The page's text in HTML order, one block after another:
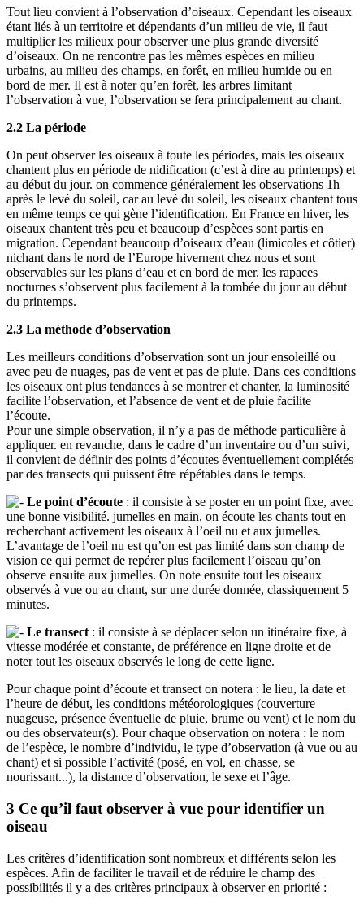
Tout lieu convient à l’observation d’oiseaux. Cependant les oiseaux
étant liés à un territoire et dépendants d’un milieu de vie, il faut
multiplier les milieux pour observer une plus grande diversité
d’oiseaux. On ne rencontre pas les mêmes espèces en milieu
urbains, au milieu des champs, en forêt, en milieu humide ou en
bord de mer. Il est à noter qu’en forêt, les arbres limitant
l’observation à vue, l’observation se fera principalement au chant.
2.2 La période
On peut observer les oiseaux à toute les périodes, mais les oiseaux
chantent plus en période de nidification (c’est à dire au printemps) et
au début du jour. on commence généralement les observations 1h
après le levé du soleil, car au levé du soleil, les oiseaux chantent tous
en même temps ce qui gène l’identification. En France en hiver, les
oiseaux chantent très peu et beaucoup d’espèces sont partis en
migration. Cependant beaucoup d’oiseaux d’eau (limicoles et côtier)
nichant dans le nord de l’Europe hivernent chez nous et sont
observables sur les plans d’eau et en bord de mer. les rapaces
nocturnes s’observent plus facilement à la tombée du jour au début
du printemps.
2.3 La méthode d’observation
Les meilleurs conditions d’observation sont un jour ensoleillé ou
avec peu de nuages, pas de vent et pas de pluie. Dans ces conditions
les oiseaux ont plus tendances à se montrer et chanter, la luminosité
facilite l’observation, et l’absence de vent et de pluie facilite
l’écoute.
Pour une simple observation, il n’y a pas de méthode particulière à
appliquer. en revanche, dans le cadre d’un inventaire ou d’un suivi,
il convient de définir des points d’écoutes éventuellement complétés
par des transects qui puissent être répétables dans le temps.
Le point d’écoute : il consiste à se poster en un point fixe, avec
une bonne visibilité. jumelles en main, on écoute les chants tout en
recherchant activement les oiseaux à l’oeil nu et aux jumelles.
L’avantage de l’oeil nu est qu’on est pas limité dans son champ de
vision ce qui permet de repérer plus facilement l’oiseau qu’on
observe ensuite aux jumelles. On note ensuite tout les oiseaux
observés à vue ou au chant, sur une durée donnée, classiquement 5
minutes.
Le transect : il consiste à se déplacer selon un itinéraire fixe, à
vitesse modérée et constante, de préférence en ligne droite et de
noter tout les oiseaux observés le long de cette ligne.
Pour chaque point d’écoute et transect on notera : le lieu, la date et
l’heure de début, les conditions météorologiques (couverture
nuageuse, présence éventuelle de pluie, brume ou vent) et le nom du
ou des observateur(s). Pour chaque observation on notera : le nom
de l’espèce, le nombre d’individu, le type d’observation (à vue ou au
chant) et si possible l’activité (posé, en vol, en chasse, se
nourissant...), la distance d’observation, le sexe et l’âge.
3 Ce qu’il faut observer à vue pour identifier un
oiseau
Les critères d’identification sont nombreux et différents selon les
espèces. Afin de faciliter le travail et de réduire le champ des
possibilités il y a des critères principaux à observer en priorité :